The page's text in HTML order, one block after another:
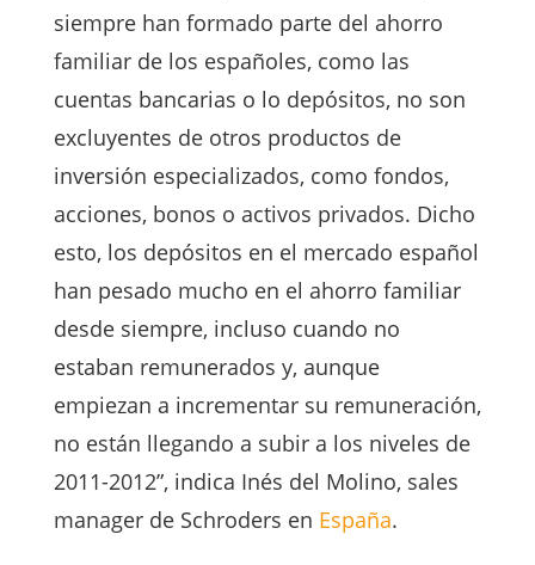
siempre han formado parte del ahorro
familiar de los españoles, como las
cuentas bancarias o lo depósitos, no son
excluyentes de otros productos de
inversión especializados, como fondos,
acciones, bonos o activos privados. Dicho
esto, los depósitos en el mercado español
han pesado mucho en el ahorro familiar
desde siempre, incluso cuando no
estaban remunerados y, aunque
empiezan a incrementar su remuneración,
no están llegando a subir a los niveles de
2011-2012”, indica Inés del Molino, sales
manager de Schroders en España.